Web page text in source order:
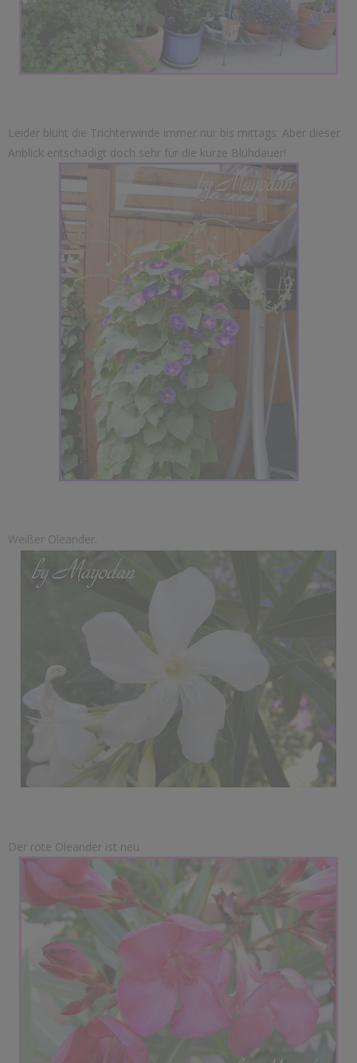
Leider blüht die Trichterwinde immer nur bis mittags. Aber dieser
Anblick entschädigt doch sehr für die kurze Blühdauer!
Weißer Oleander.
Der rote Oleander ist neu.